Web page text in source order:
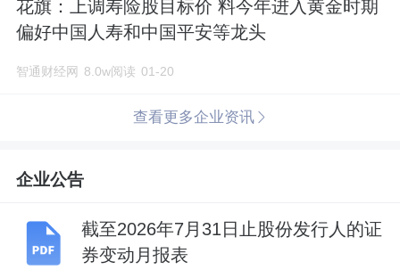
花旗：上调寿险股目标价 料今年进入黄金时期
偏好中国人寿和中国平安等龙头
智通财经网 8.0w阅读 01-20
查看更多企业资讯
企业公告
截至2026年7月31日止股份发行人的证
券变动月报表